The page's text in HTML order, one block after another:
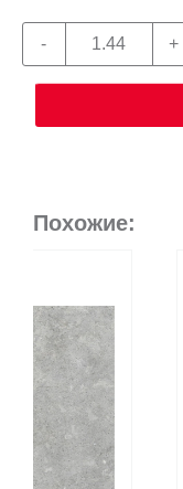
Похожие: